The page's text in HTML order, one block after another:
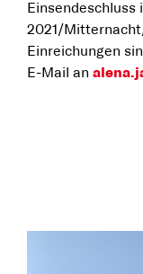
Einsendeschluss
2021/Mitternacht/
Einreichungen
E-Mail an